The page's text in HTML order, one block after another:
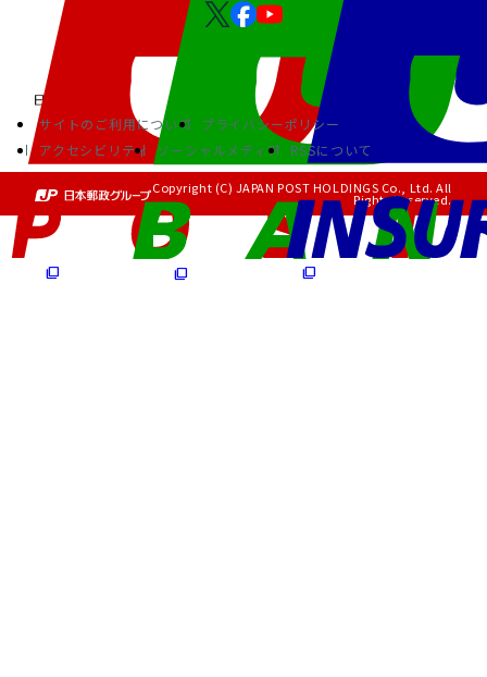
サイトのご利用について
プライバシーポリシー
アクセシビリティ
ソーシャルメディア RSSについて
Copyright (C) JAPAN POST HOLDINGS Co., Ltd. All
Rights Reserved.